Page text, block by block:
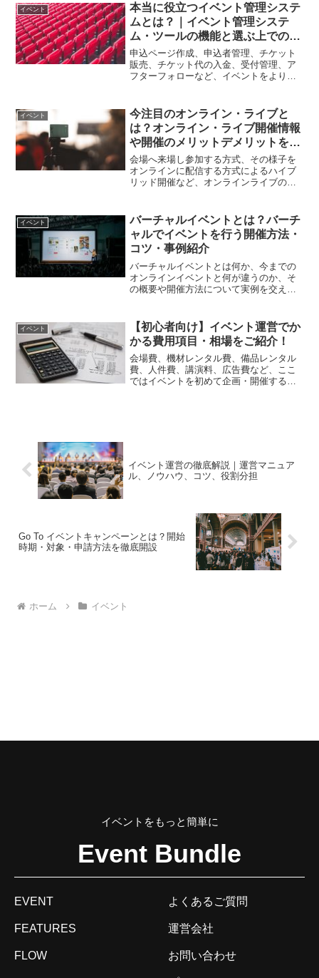
イベント
本当に役立つイベント管理システ
ムとは？｜イベント管理システ
ム・ツールの機能と選ぶ上でのポ
イント・注意点
申込ページ作成、申込者管理、チケット
販売、チケット代の入金、受付管理、ア
フターフォローなど、イベントをより効
を選ぶ上でのポイントや注意点を紹介し
ます。
イベント
今注目のオンライン・ライブと
は？オンライン・ライブ開催情報
や開催のメリットデメリットをご
紹介
会場へ来場し参加する方式、その様子を
オンラインに配信する方式によるハイブ
リッド開催など、オンラインライブの開
イベント
バーチャルイベントとは？バーチ
ャルでイベントを行う開催方法・
コツ・事例紹介
バーチャルイベントとは何か、今までの
オンラインイベントと何が違うのか、そ
の概要や開催方法について実例を交えな
インイベントに続く新たなイベントの形
態として注目を集めています。
イベント
【初心者向け】イベント運営でか
かる費用項目・相場をご紹介！
会場費、機材レンタル費、備品レンタル
費、人件費、講演料、広告費など、ここ
ではイベントを初めて企画・開催するこ
イベント運営の徹底解説｜運営マニュア
ル、ノウハウ、コツ、役割分担
Go To イベントキャンペーンとは？開始
時期・対象・申請方法を徹底開設
ホーム イベント
イベントをもっと簡単に
Event Bundle
EVENT
FEATURES
FLOW
よくあるご質問
運営会社
お問い合わせ